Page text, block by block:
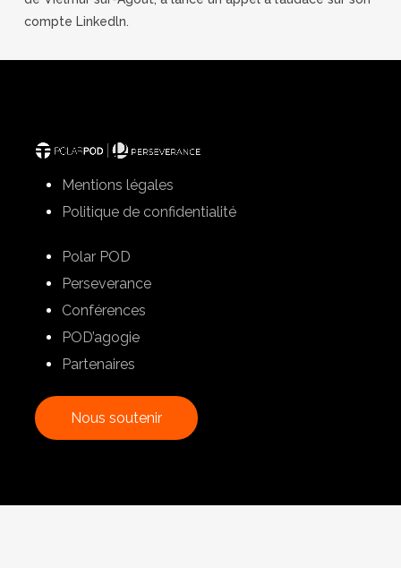
compte Linkedln.
Mentions légales
Politique de confidentialité
Polar POD
Perseverance
Conférences
POD’agogie
Partenaires
Nous soutenir